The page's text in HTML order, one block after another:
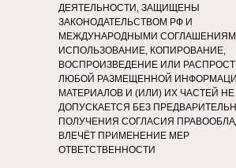
ДЕЯТЕЛЬНОСТИ, ЗАЩИЩЕНЫ
ЗАКОНОДАТЕЛЬСТВОМ РФ И
МЕЖДУНАРОДНЫМИ
ИСПОЛЬЗОВАНИЕ, КОПИРОВАНИЕ,
ВОСПРОИЗВЕДЕНИЕ ИЛИ
ЛЮБОЙ РАЗМЕЩЕННОЙ
МАТЕРИАЛОВ И (ИЛИ) ИХ ЧАСТЕЙ НЕ
ДОПУСКАЕТСЯ БЕЗ
ПОЛУЧЕНИЯ СОГЛАСИЯ
ВЛЕЧЁТ ПРИМЕНЕНИЕ МЕР
ОТВЕТСТВЕННОСТИ